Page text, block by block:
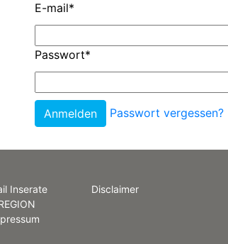
E-mail*
Passwort*
Passwort vergessen?
Inserate
Disclaimer